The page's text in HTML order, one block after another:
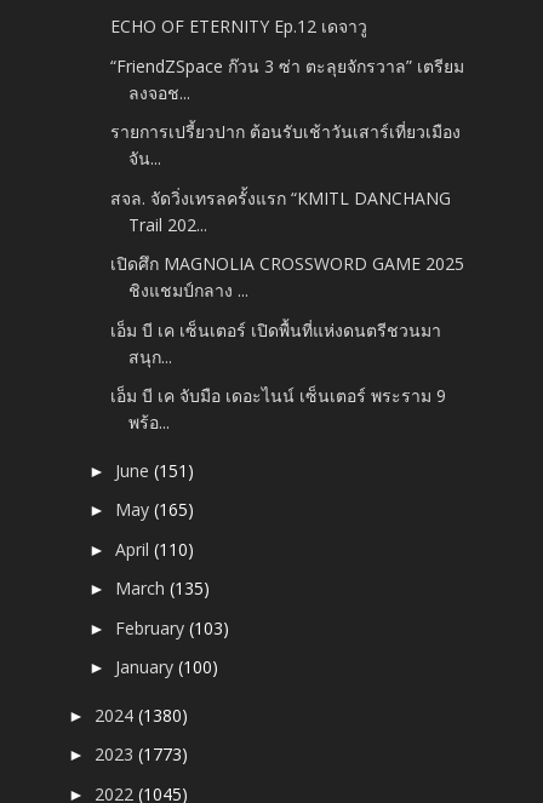
ECHO OF ETERNITY Ep.12 เดจาวู
“FriendZSpace ก๊วน 3 ซ่า ตะลุยจักรวาล” เตรียม
ลงจอช...
รายการเปรี้ยวปาก ต้อนรับเช้าวันเสาร์เที่ยวเมือง
จัน...
สจล. จัดวิ่งเทรลครั้งแรก “KMITL DANCHANG
Trail 202...
เปิดศึก MAGNOLIA CROSSWORD GAME 2025
ชิงแชมป์กลาง ...
เอ็ม บี เค เซ็นเตอร์ เปิดพื้นที่แห่งดนตรีชวนมา
สนุก...
เอ็ม บี เค จับมือ เดอะไนน์ เซ็นเตอร์ พระราม 9
พร้อ...
► June(151)
► May(165)
►April(110)
► March(135)
► February(103)
► January(100)
► 2024(1380)
► 2023(1773)
► 2022(1045)